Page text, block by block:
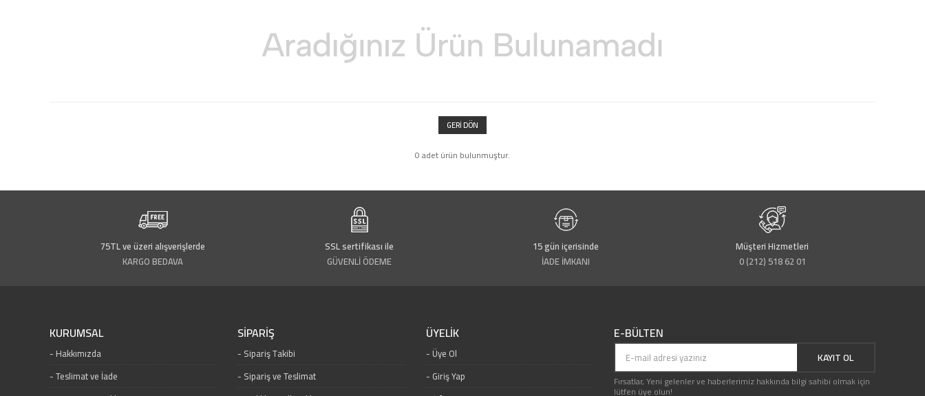
GERI DÖN
0 adet ürün bulunmuştur.
75TL ve üzeri alışverişlerde
KARGO BEDAVA
SSL sertifikası ile
GÜVENLİ ÖDEME
15 gün içerisinde
İADE İMKANI
Müşteri Hizmetleri
0 (212) 518 62 01
KURUMSAL
Hakkımızda
Teslimat ve İade
SİPARİŞ
Sipariş Takibi
Sipariş ve Teslimat
ÜYELİK
Üye Ol
Giriş Yap
E-BÜLTEN
KAYIT OL
Fırsatlar, Yeni gelenler ve haberlerimiz hakkında bilgi sahibi olmak için
lütfen üye olun!